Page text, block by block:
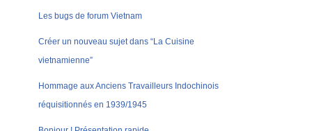
Les bugs de forum Vietnam
Créer un nouveau sujet dans “La Cuisine
vietnamienne”
Hommage aux Anciens Travailleurs Indochinois
réquisitionnés en 1939/1945